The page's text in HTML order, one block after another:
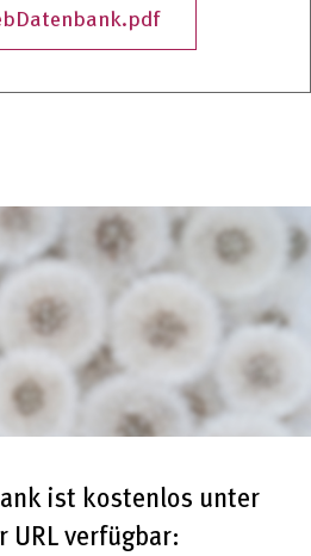
ist kostenlos unter
URL verfügbar: